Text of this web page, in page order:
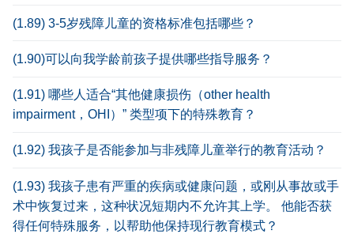
(1.89) 3-5岁残障儿童的资格标准包括哪些？
(1.90)可以向我学龄前孩子提供哪些指导服务？
(1.91) 哪些人适合“其他健康损伤（other health
impairment，OHI）” 类型项下的特殊教育？
(1.92) 我孩子是否能参加与非残障儿童举行的教育活动？
(1.93) 我孩子患有严重的疾病或健康问题，或刚从事故或手
术中恢复过来，这种状况短期内不允许其上学。 他能否获
得任何特殊服务，以帮助他保持现行教育模式？